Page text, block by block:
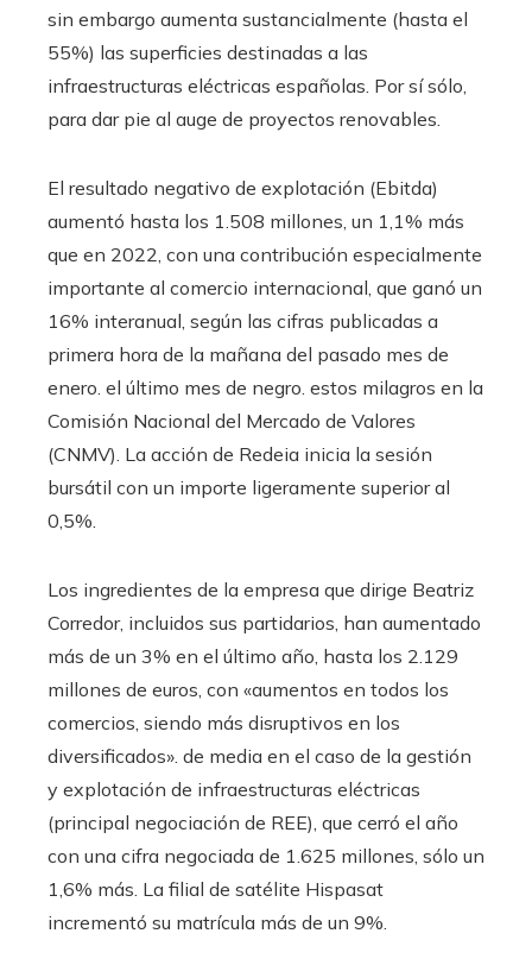
sin embargo aumenta sustancialmente (hasta el
55%) las superficies destinadas a las
infraestructuras eléctricas españolas. Por sí sólo,
para dar pie al auge de proyectos renovables.
El resultado negativo de explotación (Ebitda)
aumentó hasta los 1.508 millones, un 1,1% más
que en 2022, con una contribución especialmente
importante al comercio internacional, que ganó un
16% interanual, según las cifras publicadas a
primera hora de la mañana del pasado mes de
enero. el último mes de negro. estos milagros en la
Comisión Nacional del Mercado de Valores
(CNMV). La acción de Redeia inicia la sesión
bursátil con un importe ligeramente superior al
0,5%.
Los ingredientes de la empresa que dirige Beatriz
Corredor, incluidos sus partidarios, han aumentado
más de un 3% en el último año, hasta los 2.129
millones de euros, con «aumentos en todos los
comercios, siendo más disruptivos en los
diversificados». de media en el caso de la gestión
y explotación de infraestructuras eléctricas
(principal negociación de REE), que cerró el año
con una cifra negociada de 1.625 millones, sólo un
1,6% más. La filial de satélite Hispasat
incrementó su matrícula más de un 9%.